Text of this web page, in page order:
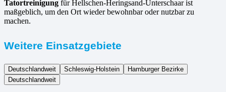
Tatortreinigung für Hellschen-Heringsand-Unterschaar ist
maßgeblich, um den Ort wieder bewohnbar oder nutzbar zu
machen.
Weitere Einsatzgebiete
Deutschlandweit Schleswig-Holstein
Hamburger Bezirke
Deutschlandweit